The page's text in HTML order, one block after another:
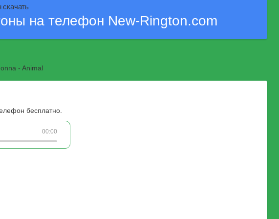
скачать
на телефон New-Rington.com
- Animal
бесплатно.
00:00